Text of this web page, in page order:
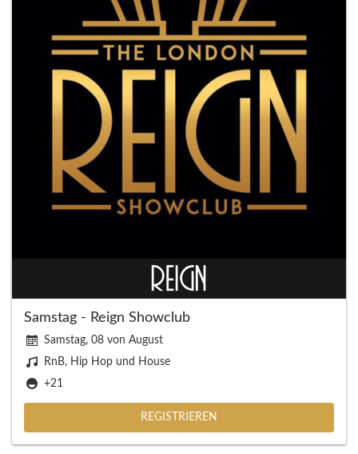
Samstag - Reign Showclub
Samstag, 08 von August
RnB, Hip Hop und House
+21
REGISTRIEREN